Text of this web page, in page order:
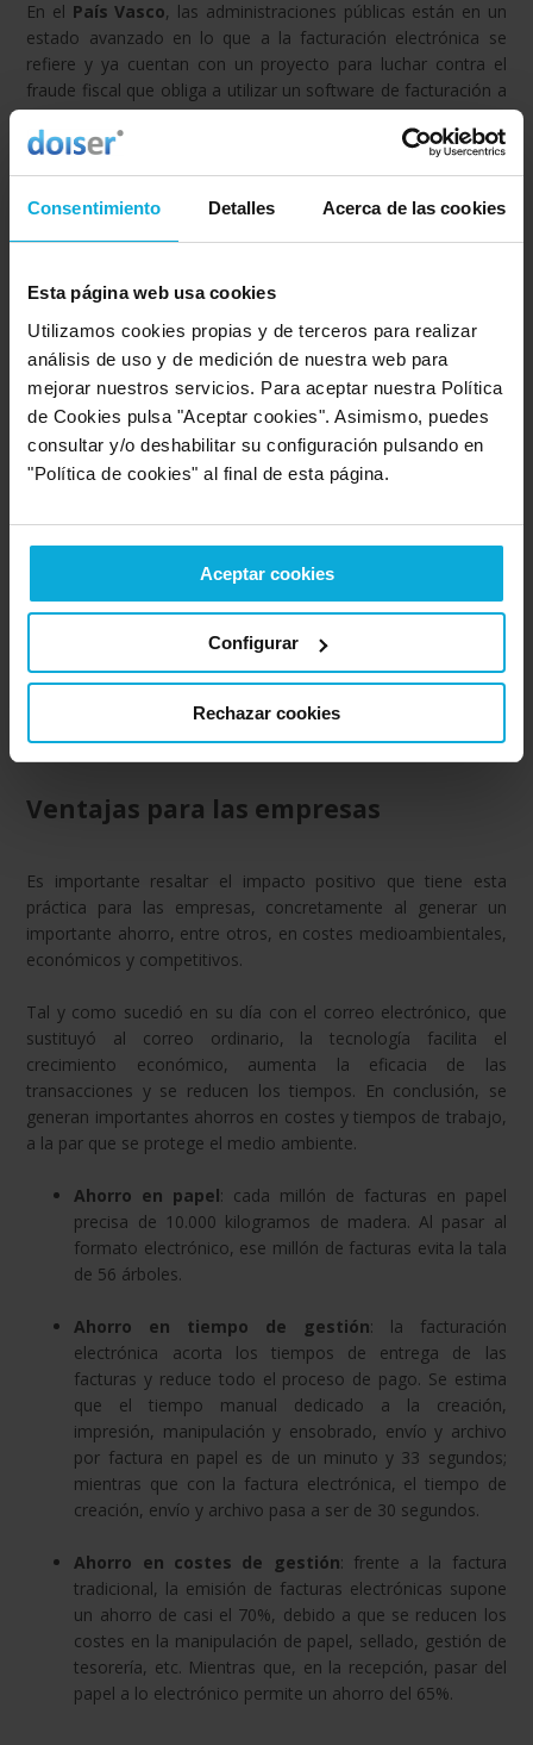
Consentimiento Detalles Acerca de las cookies
Esta página web usa cookies
Utilizamos cookies propias y de terceros para realizar
análisis de uso y de medición de nuestra web para
mejorar nuestros servicios. Para aceptar nuestra Política
de Cookies pulsa "Aceptar cookies". Asimismo, puedes
consultar y/o deshabilitar su configuración pulsando en
"Política de cookies" al final de esta página.
Aceptar cookies
Configurar
Rechazar cookies
En el País Vasco, las administraciones públicas están en un
estado avanzado en lo que a la facturación electrónica se
refiere y ya cuentan con un proyecto para luchar contra el
fraude fiscal que obliga a utilizar un software de facturación a
todas las personas y empresas que lleven a cabo una
actividad económica. Este sistema, llamadoTicketBAI,
transacciones realizadas para cobrar los impuestos
correspondientes.
Obligaciones de las empresas
A falta de la publicación de la normativa técnica que regule el
nuevo sistema de facturación electrónica, las empresas
deberán:
empresas y autónomos.
Facilitar el acceso, visualización, descarga e
impresión de la factura electrónica para los receptores.
Mantener el accesode las facturas electrónicas
durante 4 años, aun cuando los destinatarios de estas
hubieren dejado de ser clientes de las empresas
Ventajas para las empresas
Es importante resaltar el impacto positivo que tiene esta
práctica para las empresas, concretamente al generar un
importante ahorro, entre otros, en costes medioambientales,
económicos y competitivos.
Tal y como sucedió en su día con el correo electrónico, que
sustituyó al correo ordinario, la tecnología facilita el
crecimiento económico, aumenta la eficacia de las
transacciones y se reducen los tiempos. En conclusión, se
generan importantes ahorros en costes y tiempos de trabajo,
a la par que se protege el medio ambiente.
Ahorro en papel: cada millón de facturas en papel
precisa de 10.000 kilogramos de madera. Al pasar al
formato electrónico, ese millón de facturas evita la tala
de 56 árboles.
Ahorro en tiempo de gestión: la facturación
electrónica acorta los tiempos de entrega de las
facturas y reduce todo el proceso de pago. Se estima
que el tiempo manual dedicado a la creación,
impresión, manipulación y ensobrado, envío y archivo
por factura en papel es de un minuto y 33 segundos;
mientras que con la factura electrónica, el tiempo de
creación, envío y archivo pasa a ser de 30 segundos.
Ahorro en costes de gestión: frente a la factura
tradicional, la emisión de facturas electrónicas supone
un ahorro de casi el 70%, debido a que se reducen los
costes en la manipulación de papel, sellado, gestión de
tesorería, etc. Mientras que, en la recepción, pasar del
papel a lo electrónico permite un ahorro del 65%.